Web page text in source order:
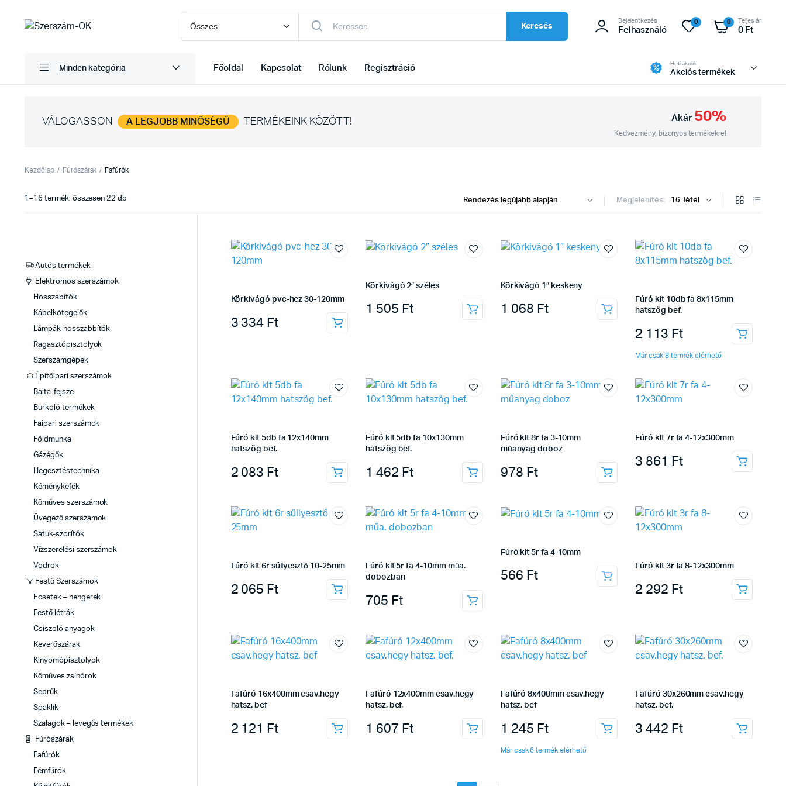
Keresés
Bejelentkezés
Felhasználó
0 0 Teljes ár
0 Ft
Minden kategória Főoldal Kapcsolat Rólunk Regisztráció
Heti akció
Akciós termékek
VÁLOGASSON A LEGJOBB MINŐSÉGŰ TERMÉKEINK KÖZÖTT! Akár 50%
Kedvezmény, bizonyos termékekre!
Kezdőlap Fúrószárak Fafúrók
Megjelenítés:
1–16 termék, összesen 22 db
Körkivágó pvc-hez 30-120mm
3 334 Ft
Körkivágó 2″ széles
1 505 Ft
Körkivágó 1″ keskeny
1 068 Ft
Fúró klt 10db fa 8x115mm
hatszög bef.
2 113 Ft
Már csak 8 termék elérhető
Fúró klt 5db fa 12x140mm
hatszög bef.
2 083 Ft
Fúró klt 5db fa 10x130mm
hatszög bef.
1 462 Ft
Fúró klt 8r fa 3-10mm
műanyag doboz
978 Ft
Fúró klt 7r fa 4-12x300mm
3 861 Ft
Fúró klt 6r süllyesztő 10-25mm
2 065 Ft
Fúró klt 5r fa 4-10mm műa.
dobozban
705 Ft
Fúró klt 5r fa 4-10mm
566 Ft
Fúró klt 3r fa 8-12x300mm
2 292 Ft
Fafúró 16x400mm csav.hegy
hatsz. bef
2 121 Ft
Fafúró 12x400mm csav.hegy
hatsz. bef.
1 607 Ft
Fafúró 8x400mm csav.hegy
hatsz. bef
1 245 Ft
Már csak 6 termék elérhető
Fafúró 30x260mm csav.hegy
hatsz. bef.
3 442 Ft
Autós termékek
Elektromos szerszámok
Hosszabítók
Kábelkötegelők
Lámpák-hosszabbítók
Ragasztópisztolyok
Szerszámgépek
Építőipari szerszámok
Balta-fejsze
Burkoló termékek
Faipari szerszámok
Földmunka
Gázégők
Hegesztéstechnika
Kéménykefék
Kőműves szerszámok
Üvegező szerszámok
Satuk-szorítók
Vízszerelési szerszámok
Vödrök
Festő Szerszámok
Ecsetek – hengerek
Festő létrák
Csiszoló anyagok
Keverőszárak
Kinyomópisztolyok
Kőműves zsinórok
Seprűk
Spaklik
Szalagok – levegős termékek
Fúrószárak
Fafúrók
Fémfúrók